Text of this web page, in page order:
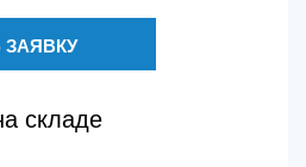
складе